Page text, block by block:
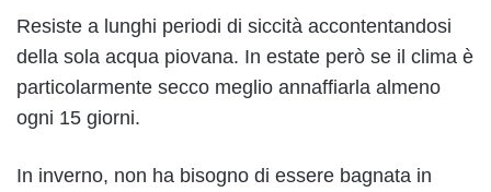
Resiste a lunghi periodi di siccità accontentandosi
della sola acqua piovana. In estate però se il clima è
particolarmente secco meglio annaffiarla almeno
ogni 15 giorni.
In inverno, non ha bisogno di essere bagnata in